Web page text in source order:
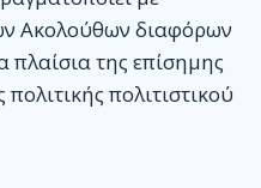
Ακολούθων διαφόρων
πλαίσια της επίσημης
πολιτιστικού